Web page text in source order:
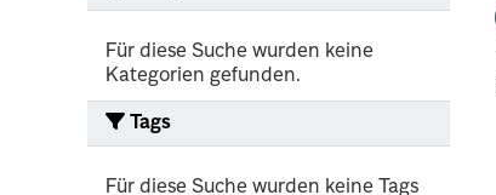
Für diese Suche wurden keine
Kategorien gefunden.
Tags
Für diese Suche wurden keine Tags